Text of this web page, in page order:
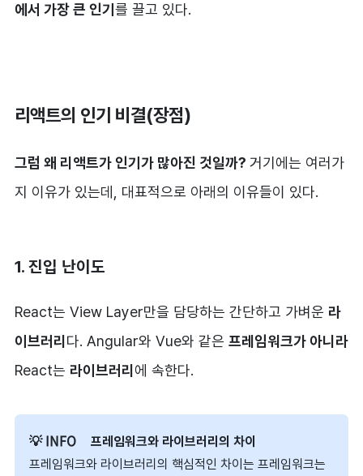
에서 가장 큰 인기 를 끌고 있다.
리액트의 인기 비결(장점)
그럼 왜 리액트가 인기가 많아진 것일까? 거기에는 여러가
지 이유가 있는데, 대표적으로 아래의 이유들이 있다.
1. 진입 난이도
React는 View Layer만을 담당하는 간단하고 가벼운 라
이브러리 다. Angular와 Vue와 같은 프레임워크가 아니라
React는 라이브러리 에 속한다.
프레임워크와 라이브러리의 차이
프레임워크와 라이브러리의 핵심적인 차이는 프레임워크는